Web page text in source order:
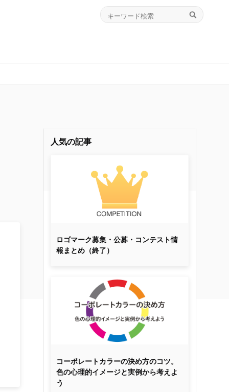
人気の記事
ロゴマーク募集・公募・コンテスト情
報まとめ（終了）
コーポレートカラーの決め方のコツ。
色の心理的イメージと実例から考えよ
う